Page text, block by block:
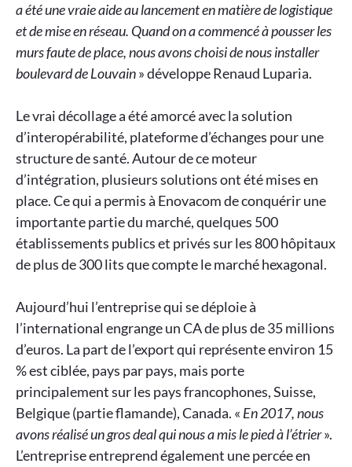
a été une vraie aide au lancement en matière de logistique
et de mise en réseau. Quand on a commencé à pousser les
murs faute de place, nous avons choisi de nous installer
boulevard de Louvain» développe Renaud Luparia.
Le vrai décollage a été amorcé avec la solution
d’interopérabilité, plateforme d’échanges pour une
structure de santé. Autour de ce moteur
d’intégration, plusieurs solutions ont été mises en
place. Ce qui a permis à Enovacom de conquérir une
importante partie du marché, quelques 500
établissements publics et privés sur les 800 hôpitaux
de plus de 300 lits que compte le marché hexagonal.
Aujourd’hui l’entreprise qui se déploie à
l’international engrange un CA de plus de 35 millions
d’euros. La part de l’export qui représente environ 15
% est ciblée, pays par pays, mais porte
principalement sur les pays francophones, Suisse,
Belgique (partie flamande), Canada. « En 2017, nous
avons réalisé un gros deal qui nous a mis le pied à l’étrier».
L’entreprise entreprend également une percée en